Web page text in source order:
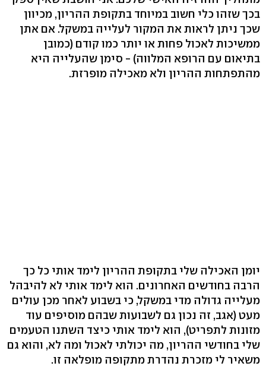
בכך שזהו כלי חשוב במיוחד בתקופת ההריון, מכיוון
שכך ניתן לראות את המקור לעלייה במשקל. אם אתן
ממשיכות לאכול פחות או יותר כמו קודם (כמובן
בתיאום עם הרופא המלווה) - סימן שהעלייה היא
מהתפתחות ההריון ולא מאכילה מופרזת.
יומן האכילה שלי בתקופת ההריון לימד אותי כל כך
הרבה בחודשים האחרונים. הוא לימד אותי לא להיבהל
מעלייה גדולה מדי במשקל, כי בשבוע לאחר מכן עולים
מעט (אגב, זה נכון גם לשבועות שבהם מוסיפים עוד
מזונות לתפריט), הוא לימד אותי כיצד השתנו הטעמים
שלי בחודשי ההריון, מה יכולתי לאכול ומה לא, והוא גם
משאיר לי מזכרת נהדרת מתקופה מופלאה זו.